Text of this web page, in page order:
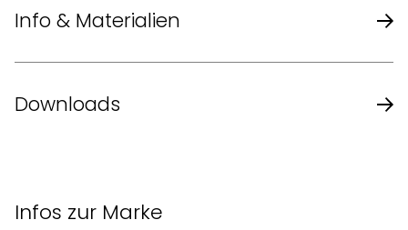
Info & Materialien
44 cm (mit Holzsitz oder
Downloads
Infos zur Marke